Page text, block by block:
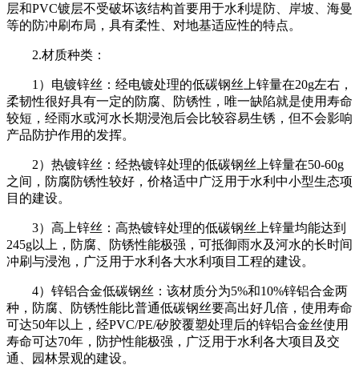
层和PVC镀层不受破坏该结构首要用于水利堤防、岸坡、海曼
等的防冲刷布局，具有柔性、对地基适应性的特点。
2.材质种类：
1）电镀锌丝：经电镀处理的低碳钢丝上锌量在20g左右，
柔韧性很好具有一定的防腐、防锈性，唯一缺陷就是使用寿命
较短，经雨水或河水长期浸泡后会比较容易生锈，但不会影响
产品防护作用的发挥。
2）热镀锌丝：经热镀锌处理的低碳钢丝上锌量在50-60g
之间，防腐防锈性较好，价格适中广泛用于水利中小型生态项
目的建设。
3）高上锌丝：高热镀锌处理的低碳钢丝上锌量均能达到
245g以上，防腐、防锈性能极强，可抵御雨水及河水的长时间
冲刷与浸泡，广泛用于水利各大水利项目工程的建设。
4）锌铝合金低碳钢丝：该材质分为5%和10%锌铝合金两
种，防腐、防锈性能比普通低碳钢丝要高出好几倍，使用寿命
可达50年以上，经PVC/PE/矽胶覆塑处理后的锌铝合金丝使用
寿命可达70年，防护性能极强，广泛用于水利各大项目及交
通、园林景观的建设。